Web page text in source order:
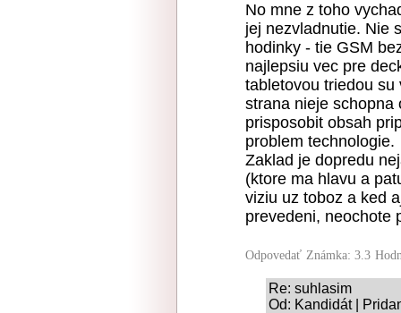
No mne z toho
jej nezvladnutie. Nie
hodinky - tie GSM
najlepsiu vec pre
tabletovou triedou
strana nieje schopna
prisposobit obsah
problem technologie.
Zaklad je dopredu
(ktore ma hlavu a
viziu uz toboz a ked
prevedeni, neochote
Odpovedať Známka: 3.3
Re: suhlasim
Od: Kandidát |